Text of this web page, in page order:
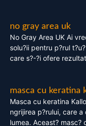
no gray area uk
No Gray Area UK Ai
solu?ii pentru p?rul
care s?-?i ofere
masca cu keratina
Masca cu keratina
ngrijirea p?rului, care
lumea. Aceast? masc?